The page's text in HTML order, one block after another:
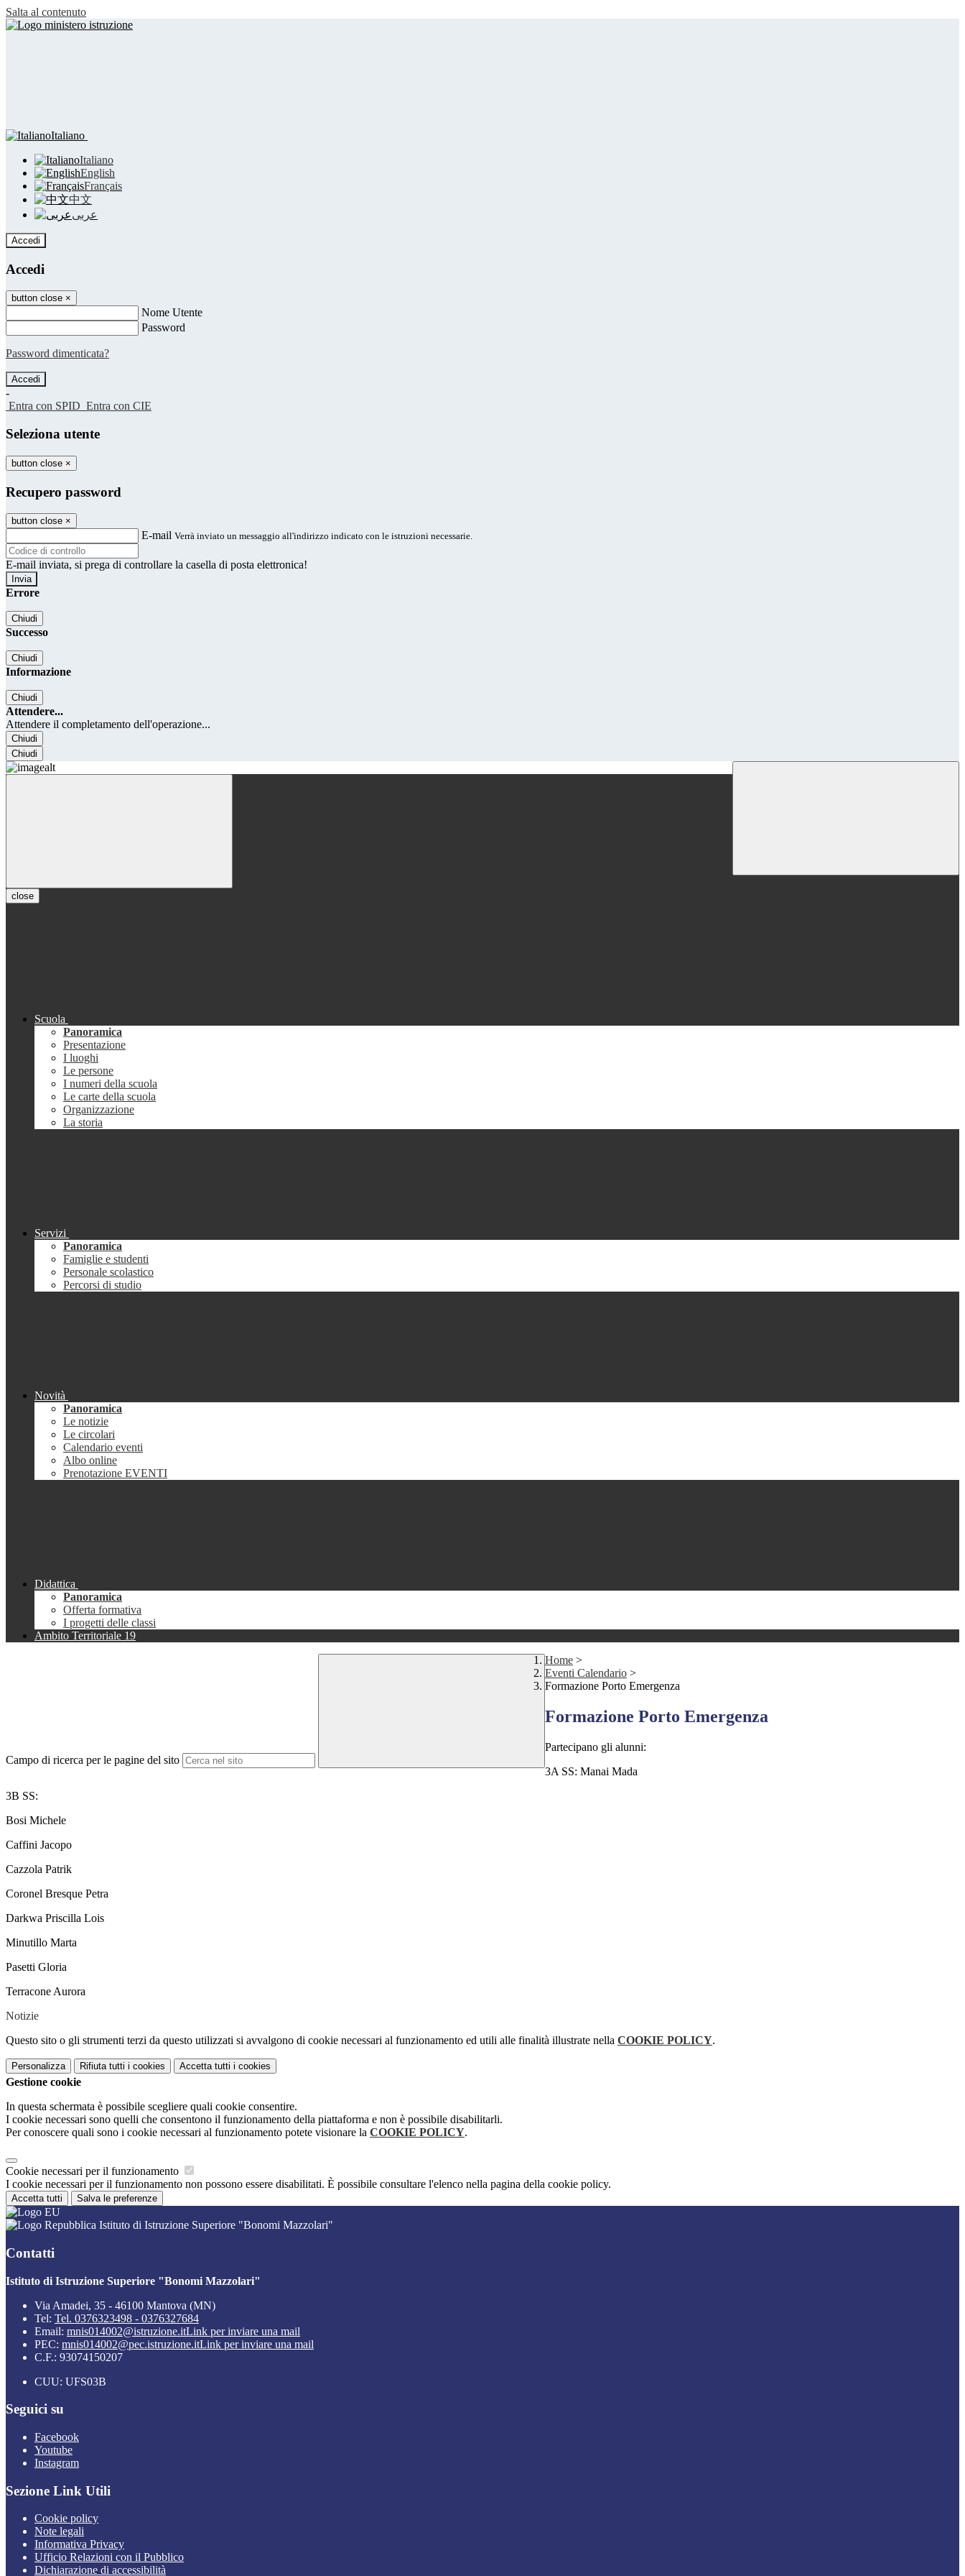
Salta al contenuto
Italiano
Italiano
English
Français
中文
عربى
Accedi
Accedi
button close ×
Nome Utente
Password
Password dimenticata?
-
Entra con SPID Entra con CIE
Seleziona utente
button close ×
Recupero password
button close ×
E-mail Verrà inviato un messaggio all'indirizzo indicato con le istruzioni necessarie.
E-mail inviata, si prega di controllare la casella di posta elettronica!
Errore
Chiudi
Successo
Chiudi
Informazione
Chiudi
Attendere...
Attendere il completamento dell'operazione...
Chiudi
Chiudi
close
Scuola
Panoramica
Presentazione
I luoghi
Le persone
I numeri della scuola
Le carte della scuola
Organizzazione
La storia
Servizi
Panoramica
Famiglie e studenti
Personale scolastico
Percorsi di studio
Novità
Panoramica
Le notizie
Le circolari
Calendario eventi
Albo online
Prenotazione EVENTI
Didattica
Panoramica
Offerta formativa
I progetti delle classi
Ambito Territoriale 19
Campo di ricerca per le pagine del sito
Home >
Eventi Calendario >
Formazione Porto Emergenza
Formazione Porto Emergenza
Partecipano gli alunni:
3A SS: Manai Mada
3B SS:
Bosi Michele
Caffini Jacopo
Cazzola Patrik
Coronel Bresque Petra
Darkwa Priscilla Lois
Minutillo Marta
Pasetti Gloria
Terracone Aurora
Notizie
Questo sito o gli strumenti terzi da questo utilizzati si avvalgono di cookie necessari al funzionamento ed utili alle finalità illustrate nella COOKIE POLICY.
Personalizza Rifiuta tutti i cookies Accetta tutti i cookies
Gestione cookie
In questa schermata è possibile scegliere quali cookie consentire.
I cookie necessari sono quelli che consentono il funzionamento della piattaforma e non è possibile disabilitarli.
Per conoscere quali sono i cookie necessari al funzionamento potete visionare la COOKIE POLICY.
Cookie necessari per il funzionamento
I cookie necessari per il funzionamento non possono essere disabilitati. È possibile consultare l'elenco nella pagina della cookie policy.
Accetta tutti Salva le preferenze
Istituto di Istruzione Superiore "Bonomi Mazzolari"
Contatti
Istituto di Istruzione Superiore "Bonomi Mazzolari"
Via Amadei, 35 - 46100 Mantova (MN)
Tel: Tel. 0376323498 - 0376327684
Email: mnis014002@istruzione.itLink per inviare una mail
PEC: mnis014002@pec.istruzione.itLink per inviare una mail
C.F.: 93074150207
CUU: UFS03B
Seguici su
Facebook
Youtube
Instagram
Sezione Link Utili
Cookie policy
Note legali
Informativa Privacy
Ufficio Relazioni con il Pubblico
Dichiarazione di accessibilità